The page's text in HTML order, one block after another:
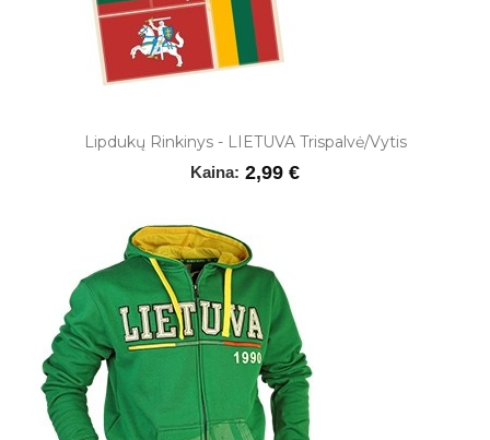
Lipdukų Rinkinys - LIETUVA Trispalvė/Vytis
Kaina: 2,99 €